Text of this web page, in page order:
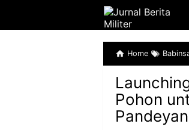
Home
Pohon
Pandeyan